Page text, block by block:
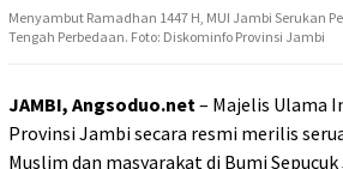
Menyambut Ramadhan 1447 H, MUI Jambi Serukan
Tengah Perbedaan. Foto: Diskominfo Provinsi Jambi
JAMBI, Angsoduo.net – Majelis Ulama
Provinsi Jambi secara resmi merilis
Muslim dan masyarakat di Bumi